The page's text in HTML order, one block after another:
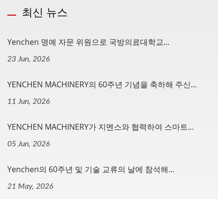
최신 뉴스
Yenchen 명예 자문 위원으로 국방의료대학교...
23 Jun, 2026
YENCHEN MACHINERY의 60주년 기념을 축하해 주신...
11 Jun, 2026
YENCHEN MACHINERY가 지멘스와 협력하여 스마트...
05 Jun, 2026
Yenchen의 60주년 및 기술 교류의 날에 참석해...
21 May, 2026